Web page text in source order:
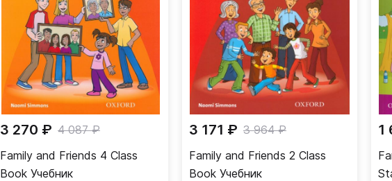
3 270 ₽ 4 087 ₽
Family and Friends 4 Class
Book Учебник
3 171 ₽ 3 964 ₽
Family and Friends 2 Class
Book Учебник
1